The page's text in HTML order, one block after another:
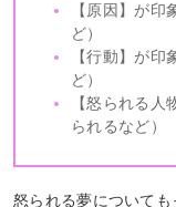
【原因】が
ど）
【行動】が
ど）
【怒られる
られるなど）
怒られる夢について